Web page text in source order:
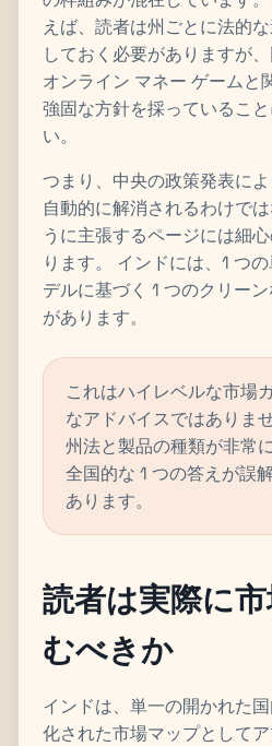
えば、読者は州ごとに法的
しておく必要がありますが
オンライン マネー ゲームと
強固な方針を採っているこ
い。
つまり、中央の政策発表に
自動的に解消されるわけで
うに主張するページには細
ります。 インドには、1 つ
デルに基づく 1 つのクリー
があります。
これはハイレベルな市場
なアドバイスではありま
州法と製品の種類が非常
全国的な 1 つの答えが誤
あります。
読者は実際に
むべきか
インドは、単一の開かれた
化された市場マップとして